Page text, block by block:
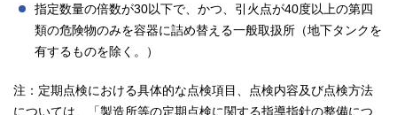
指定数量の倍数が30以下で、かつ、引火点が40度以上の第四
類の危険物のみを容器に詰め替える一般取扱所（地下タンクを
有するものを除く。）
注：定期点検における具体的な点検項目、点検内容及び点検方法
については、「製造所等の定期点検に関する指導指針の整備につ